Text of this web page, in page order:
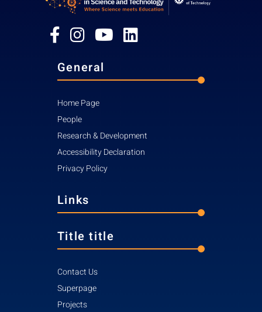
General
Home Page
People
Research & Development
Accessibility Declaration
Privacy Policy
Links
Title title
Contact Us
Superpage
Projects